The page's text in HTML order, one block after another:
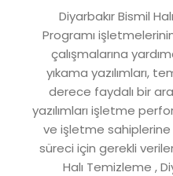
Diyarbakır Bismil
Programı
çalışmalarına
yıkama yazılımları,
derece faydalı bir
yazılımları işletme
ve işletme
süreci için gerekli
Halı Temizleme ,